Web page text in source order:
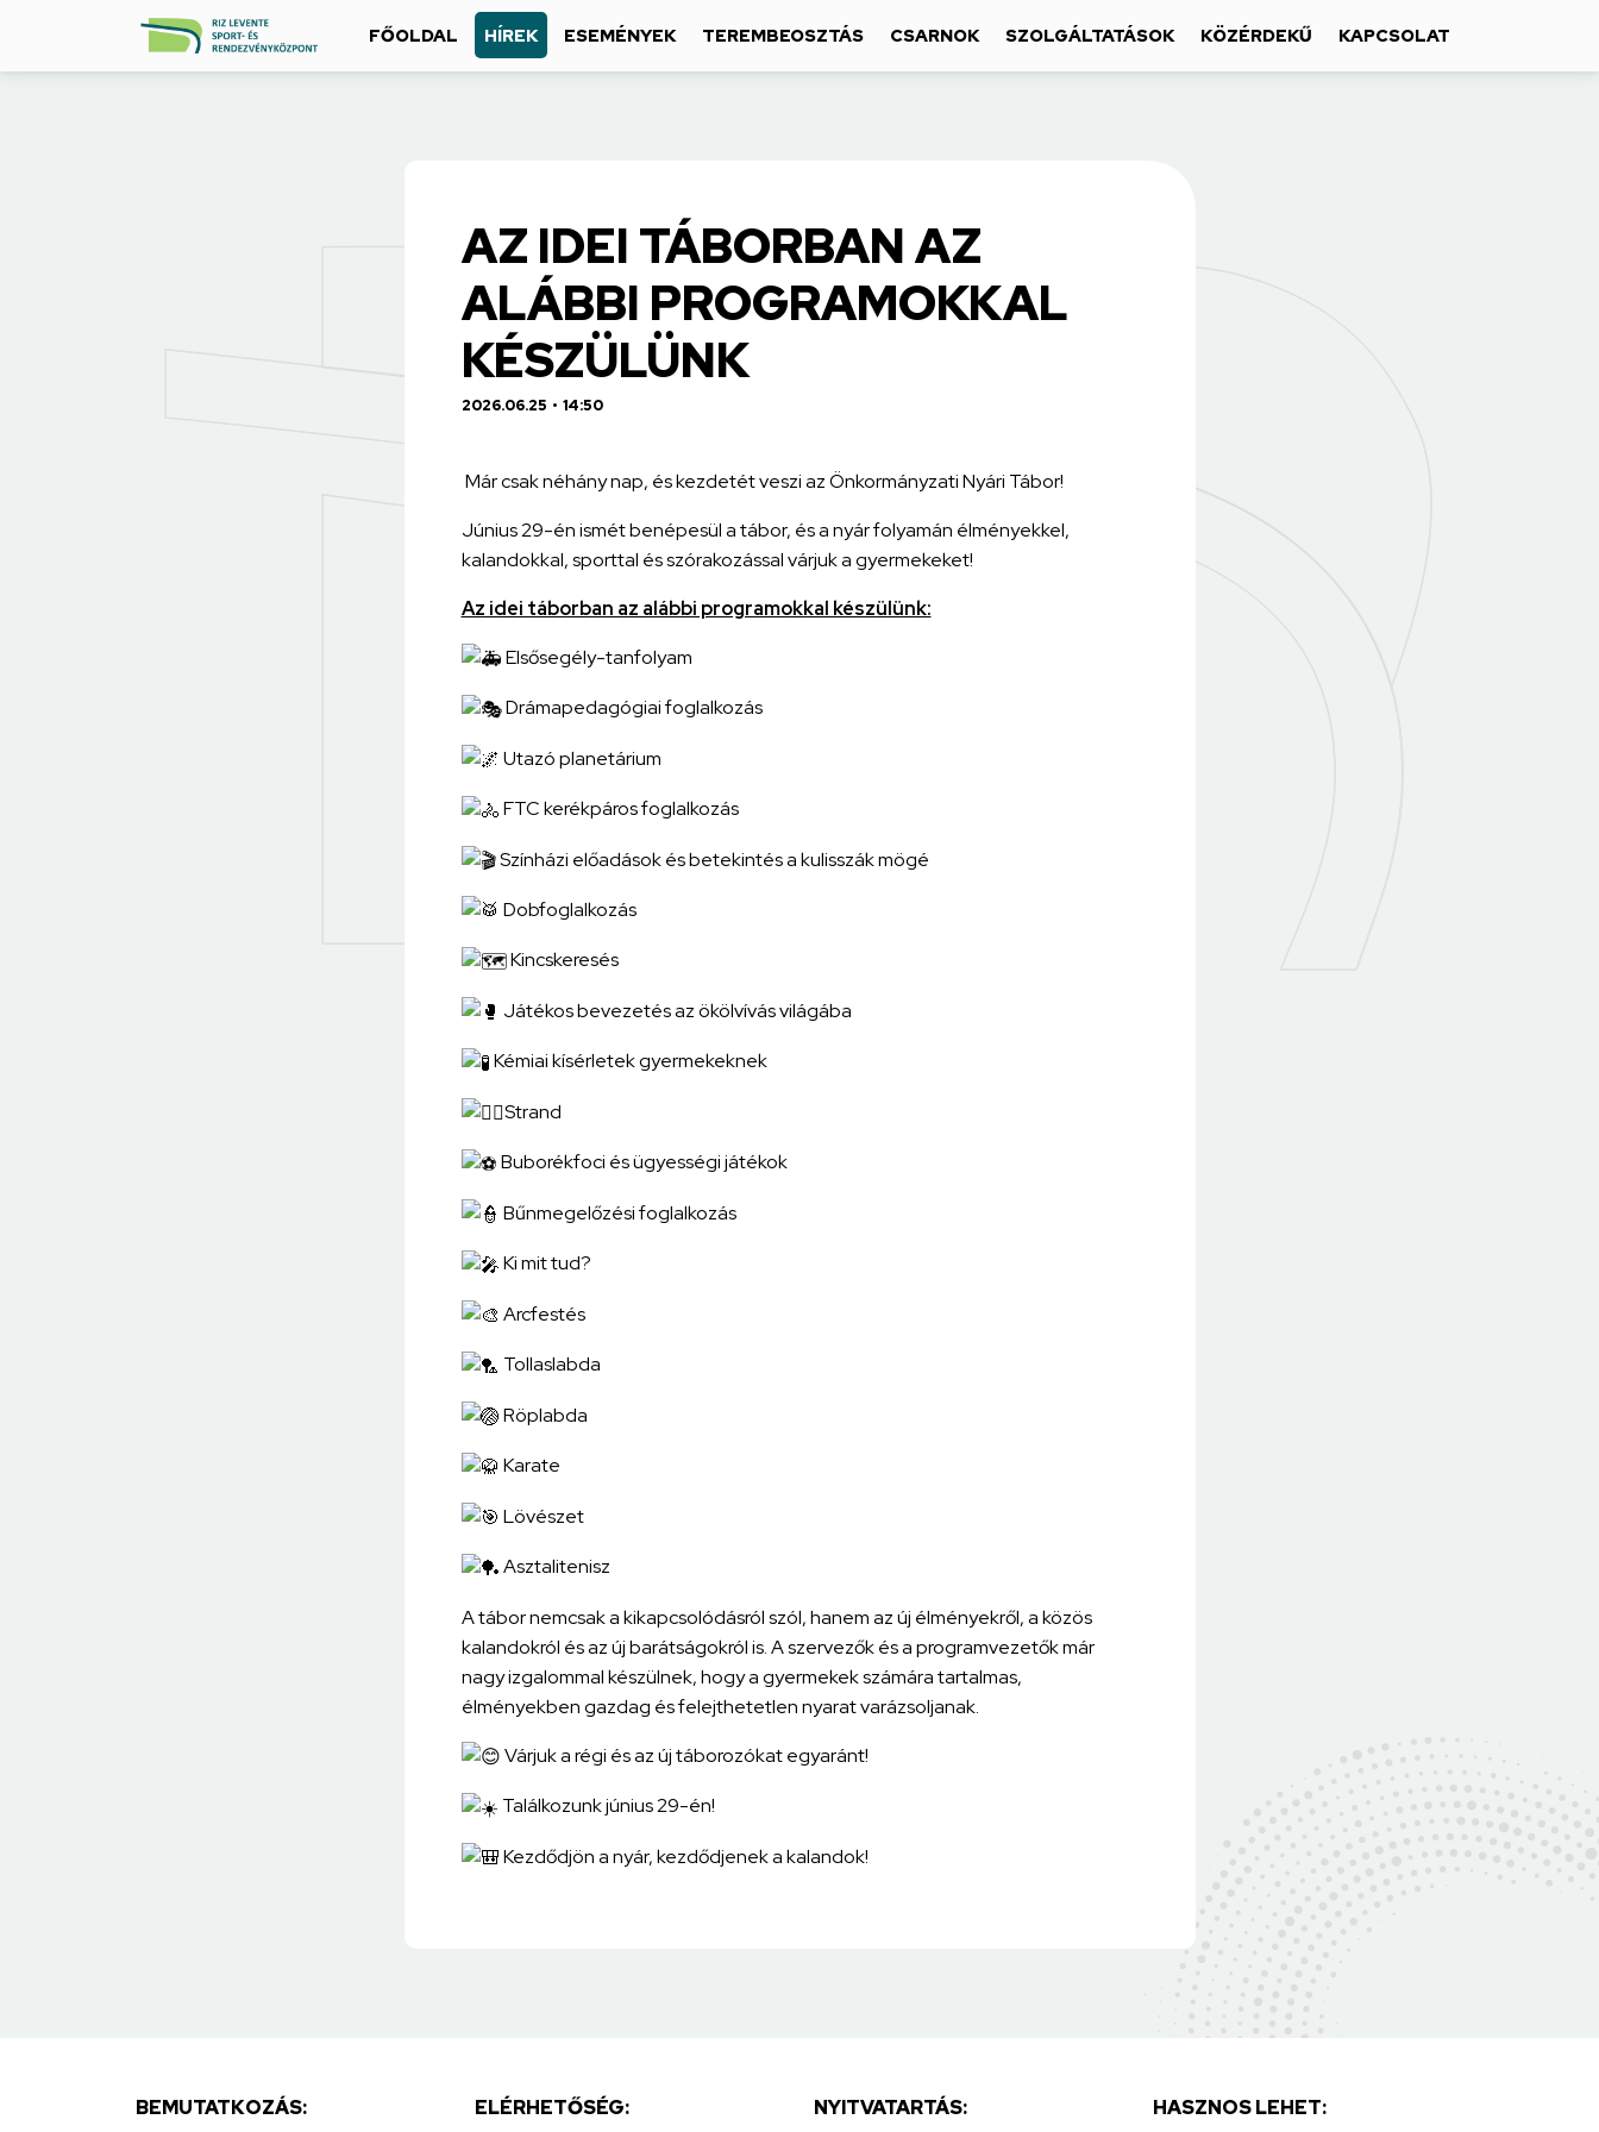
FŐOLDAL HÍREK ESEMÉNYEK TEREMBEOSZTÁS CSARNOK SZOLGÁLTATÁSOK KÖZÉRDEKŰ KAPCSOLAT
AZ IDEI TÁBORBAN AZ
ALÁBBI PROGRAMOKKAL
KÉSZÜLÜNK
2026.06.25 14:50
Már csak néhány nap, és kezdetét veszi az Önkormányzati Nyári Tábor!
Június 29-én ismét benépesül a tábor, és a nyár folyamán élményekkel,
kalandokkal, sporttal és szórakozással várjuk a gyermekeket!
Az idei táborban az alábbi programokkal készülünk:
Elsősegély-tanfolyam
Drámapedagógiai foglalkozás
Utazó planetárium
FTC kerékpáros foglalkozás
Színházi előadások és betekintés a kulisszák mögé
Dobfoglalkozás
Kincskeresés
Játékos bevezetés az ökölvívás világába
Kémiai kísérletek gyermekeknek
Strand
Buborékfoci és ügyességi játékok
Bűnmegelőzési foglalkozás
Ki mit tud?
Arcfestés
Tollaslabda
Röplabda
Karate
Lövészet
Asztalitenisz
A tábor nemcsak a kikapcsolódásról szól, hanem az új élményekről, a közös
kalandokról és az új barátságokról is. A szervezők és a programvezetők már
nagy izgalommal készülnek, hogy a gyermekek számára tartalmas,
élményekben gazdag és felejthetetlen nyarat varázsoljanak.
Várjuk a régi és az új táborozókat egyaránt!
Találkozunk június 29-én!
Kezdődjön a nyár, kezdődjenek a kalandok!
BEMUTATKOZÁS: ELÉRHETŐSÉG: NYITVATARTÁS: HASZNOS LEHET: